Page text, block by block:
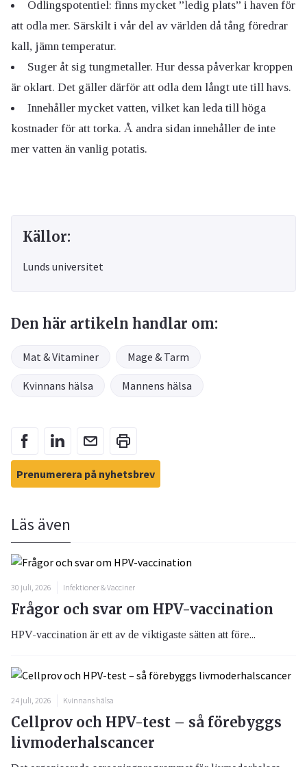
Odlingspotentiel: finns mycket ”ledig plats” i haven för
att odla mer. Särskilt i vår del av världen då tång föredrar
kall, jämn temperatur.
Suger åt sig tungmetaller. Hur dessa påverkar kroppen
är oklart. Det gäller därför att odla dem långt ute till havs.
Innehåller mycket vatten, vilket kan leda till höga
kostnader för att torka. Å andra sidan innehåller de inte
mer vatten än vanlig potatis.
Källor:
Lunds universitet
Den här artikeln handlar om:
Mat & Vitaminer Mage & Tarm
Kvinnans hälsa Mannens hälsa
Prenumerera på nyhetsbrev
Läs även
30 juli, 2026 Infektioner & Vacciner
Frågor och svar om HPV-vaccination
HPV-vaccination är ett av de viktigaste sätten att före...
24 juli, 2026 Kvinnans hälsa
Cellprov och HPV-test – så förebyggs
livmoderhalscancer